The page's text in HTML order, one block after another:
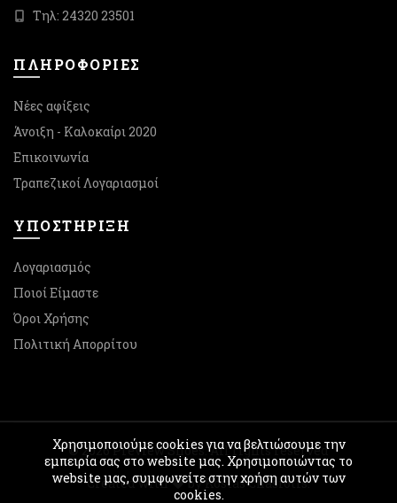
Τηλ: 24320 23501
ΠΛΗΡΟΦΟΡΙΕΣ
Νέες αφίξεις
Άνοιξη - Καλοκαίρι 2020
Επικοινωνία
Τραπεζικοί Λογαριασμοί
ΥΠΟΣΤΉΡΙΞΗ
Λογαριασμός
Ποιοί Είμαστε
Όροι Χρήσης
Πολιτική Απορρίτου
© 2026Preview Shoes . All rights reserved
Created with
by Kostas Chasiotis.
Χρησιμοποιούμε cookies για να βελτιώσουμε την
εμπειρία σας στο website μας. Χρησιμοποιώντας το
website μας, συμφωνείτε στην χρήση αυτών των
cookies.